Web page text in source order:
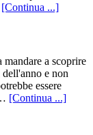
[Continua ...]
a scoprire
e non
essere
[Continua ...]